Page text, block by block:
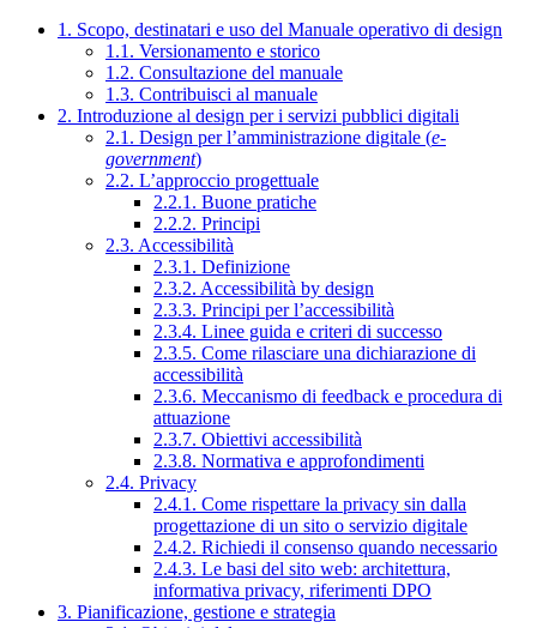
1. Scopo, destinatari e uso del Manuale operativo di design
1.1. Versionamento e storico
1.2. Consultazione del manuale
1.3. Contribuisci al manuale
2. Introduzione al design per i servizi pubblici digitali
2.1. Design per l’amministrazione digitale (e-
government)
2.2. L’approccio progettuale
2.2.1. Buone pratiche
2.2.2. Principi
2.3. Accessibilità
2.3.1. Definizione
2.3.2. Accessibilità by design
2.3.3. Principi per l’accessibilità
2.3.4. Linee guida e criteri di successo
2.3.5. Come rilasciare una dichiarazione di
accessibilità
2.3.6. Meccanismo di feedback e procedura di
attuazione
2.3.7. Obiettivi accessibilità
2.3.8. Normativa e approfondimenti
2.4. Privacy
2.4.1. Come rispettare la privacy sin dalla
progettazione di un sito o servizio digitale
2.4.2. Richiedi il consenso quando necessario
2.4.3. Le basi del sito web: architettura,
informativa privacy, riferimenti DPO
3. Pianificazione, gestione e strategia